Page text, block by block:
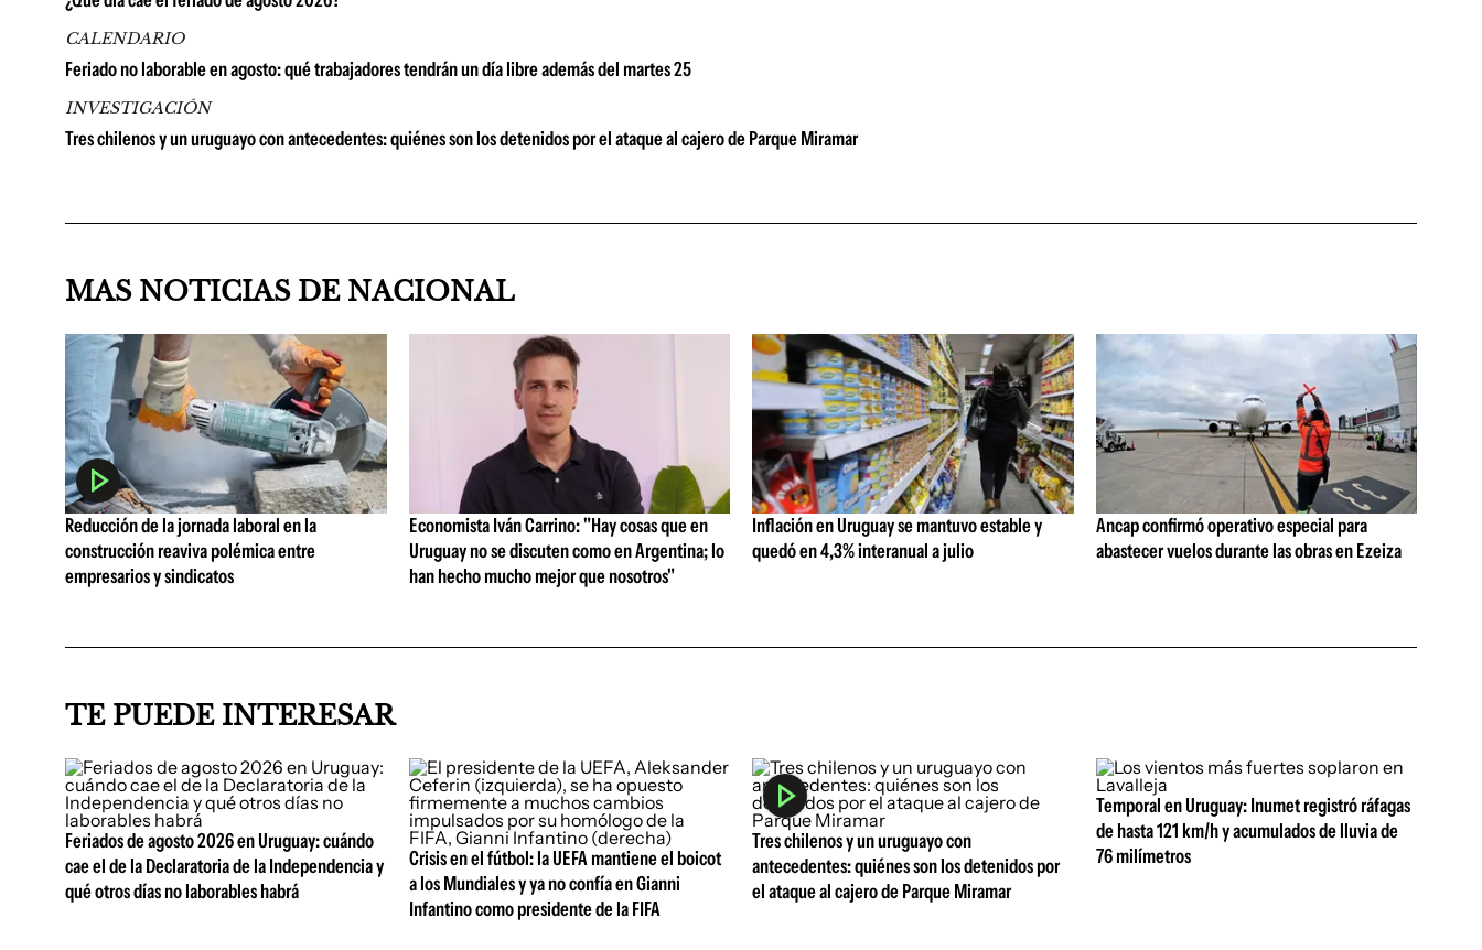
CALENDARIO
Feriado no laborable en agosto: qué trabajadores tendrán un día libre además del martes 25
INVESTIGACIÓN
Tres chilenos y un uruguayo con antecedentes: quiénes son los detenidos por el ataque al cajero de Parque Miramar
MAS NOTICIAS DE NACIONAL
Reducción de la jornada laboral en la
construcción reaviva polémica entre
empresarios y sindicatos
Economista Iván Carrino: "Hay cosas que en
Uruguay no se discuten como en Argentina; lo
han hecho mucho mejor que nosotros"
Inflación en Uruguay se mantuvo estable y
quedó en 4,3% interanual a julio
Ancap confirmó operativo especial para
abastecer vuelos durante las obras en Ezeiza
TE PUEDE INTERESAR
Feriados de agosto 2026 en Uruguay: cuándo
cae el de la Declaratoria de la Independencia y
qué otros días no laborables habrá
Crisis en el fútbol: la UEFA mantiene el boicot
a los Mundiales y ya no confía en Gianni
Infantino como presidente de la FIFA
Tres chilenos y un uruguayo con
antecedentes: quiénes son los detenidos por
el ataque al cajero de Parque Miramar
Temporal en Uruguay: Inumet registró ráfagas
de hasta 121 km/h y acumulados de lluvia de
76 milímetros